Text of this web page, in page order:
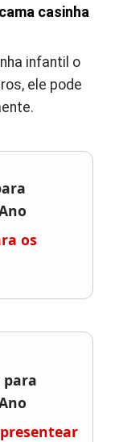
casinha
infantil o
ele pode
os
para